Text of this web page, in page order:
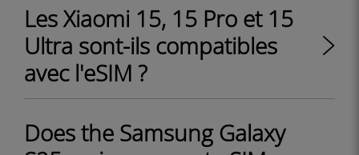
Les Xiaomi 15, 15 Pro et 15
Ultra sont-ils compatibles
avec l'eSIM ?
Does the Samsung Galaxy